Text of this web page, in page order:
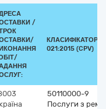
/
КЛАСИФІКАТОР
021:2015 (CPV)
50110000-9
Послуги з